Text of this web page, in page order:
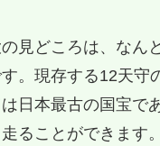
見どころは、なん
。現存する12天守
日本最古の国宝で
ることができます